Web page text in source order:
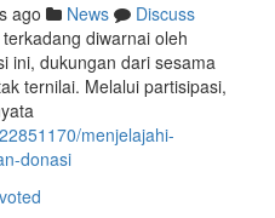
ago News
Discuss
diwarnai oleh
ini, dukungan dari sesama
ternilai. Melalui partisipasi,
menjelajahi-
donasi